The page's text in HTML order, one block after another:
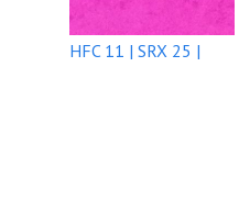
HFC 11 | SRX 25 |